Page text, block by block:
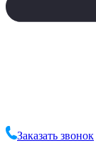
Заказать звонок